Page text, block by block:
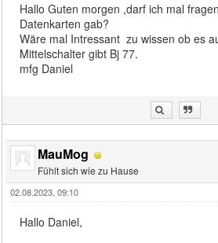
Hallo Guten morgen ,darf ich mal
Datenkarten gab?
Wäre mal Intressant zu wissen ob es
Mittelschalter gibt Bj 77.
mfg Daniel
MauMog
Fühlt sich wie zu Hause
02.08.2023, 09:10
Hallo Daniel,